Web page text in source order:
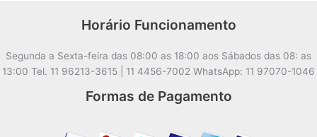
Horário Funcionamento
Segunda a Sexta-feira das 08:00 as 18:00 aos Sábados das 08: as
13:00 Tel. 11 96213-3615 | 11 4456-7002 WhatsApp: 11 97070-1046
Formas de Pagamento